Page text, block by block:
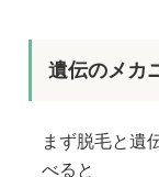
遺伝のメカ
まず脱毛と遺
べると